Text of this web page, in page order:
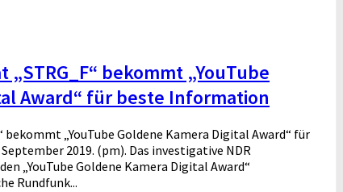
„STRG_F“ bekommt „YouTube
Award“ für beste Information
bekommt „YouTube Goldene Kamera Digital Award“ für
2019. (pm). Das investigative NDR
„YouTube Goldene Kamera Digital Award“
Rundfunk...